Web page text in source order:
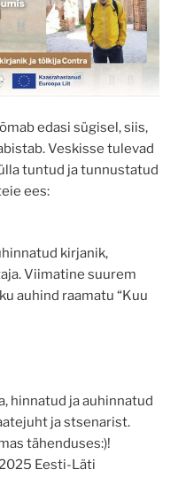
edasi sügisel, siis,
Veskisse tulevad
tuntud ja tunnustatud
ees:
kirjanik,
Viimatine suurem
auhind raamatu “Kuu
hinnatud ja auhinnatud
ja stsenarist.
tähenduses:)!
Eesti-Läti